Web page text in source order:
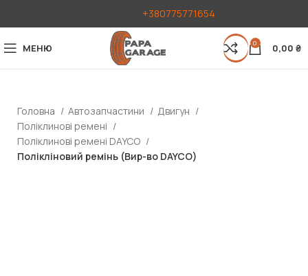
+380775771654
МЕНЮ 0 0,00 ₴
Головна Автозапчастини
Двигун
Поліклинові ремені
Поліклинові ремені DAYCO
Полікліновий ремінь (Вир-во DAYCO)